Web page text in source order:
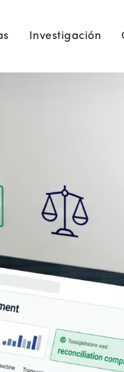
Investigación